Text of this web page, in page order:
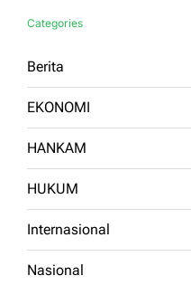
Categories
Berita
EKONOMI
HANKAM
HUKUM
Internasional
Nasional